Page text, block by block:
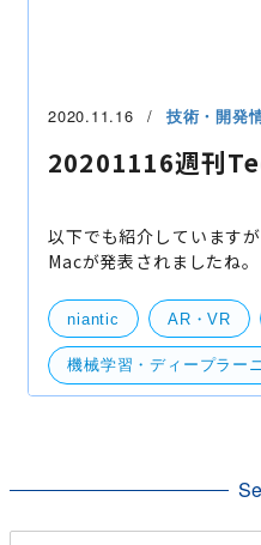
Android Enterprise
2020.11.16 技術・開発
20201116週刊
以下でも紹介しています
Macが発表されましたね。 長年CPUといえば、
たが、Appleが搭載したり
スタンスを出したり
niantic AR・VR
機械学習・ディープラー